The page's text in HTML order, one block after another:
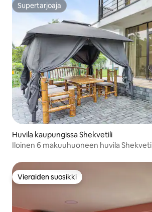
Supertarjoaja
Supertarjoaja
Huvila kaupungissa Shekvetili
Iloinen 6 makuuhuoneen huvila
Vieraiden suosikki
Vieraiden suosikki